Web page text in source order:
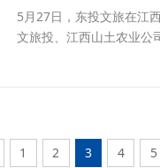
5月27日，东投文旅在江
文旅投、江西山土农业公
1 2 3 4 5